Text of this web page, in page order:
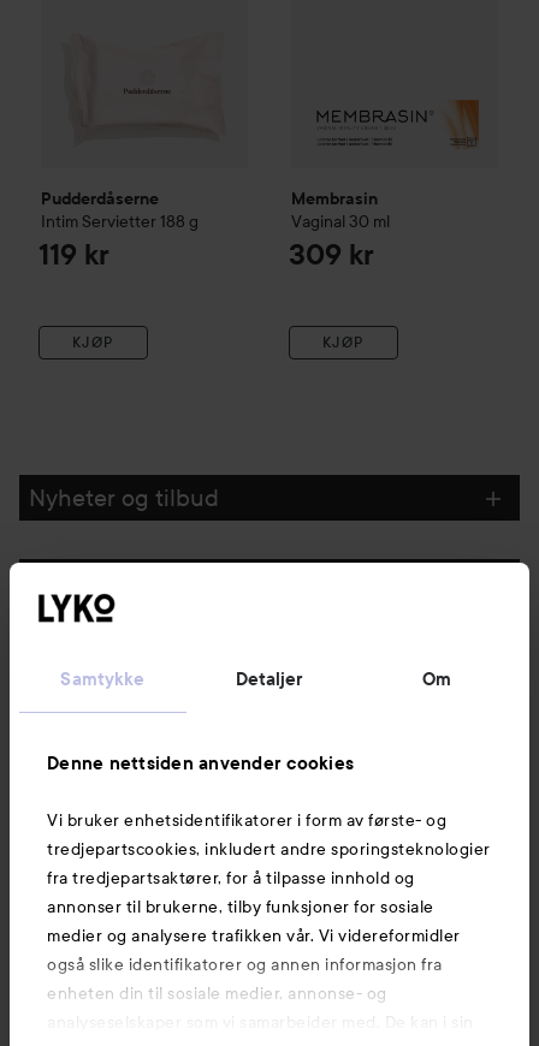
Samtykke Detaljer Om
Denne nettsiden anvender cookies
Vi bruker enhetsidentifikatorer i form av første- og
tredjepartscookies, inkludert andre sporingsteknologier
fra tredjepartsaktører, for å tilpasse innhold og
annonser til brukerne, tilby funksjoner for sosiale
medier og analysere trafikken vår. Vi videreformidler
også slike identifikatorer og annen informasjon fra
enheten din til sosiale medier, annonse- og
analyseselskaper som vi samarbeider med. De kan i sin
Pudderdåserne
Intim Servietter 188 g
119 kr
KJØP
Membrasin
Vaginal 30 ml
309 kr
KJØP
Nyheter og tilbud
Kundeservice
Informasjon
Også av interesse